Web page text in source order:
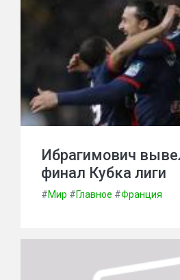
Ибрагимович
финал Кубка лиги
#Мир #Главное #Франция